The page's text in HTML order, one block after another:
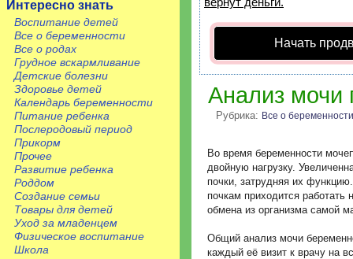
Интересно знать
Воспитание детей
Все о беременности
Все о родах
Грудное вскармливание
Детские болезни
Здоровье детей
Календарь беременности
Питание ребенка
Послеродовый период
Прикорм
Прочее
Развитие ребенка
Роддом
Создание семьи
Товары для детей
Уход за младенцем
Физическое воспитание
Школа
Начать
Анализ мочи
Рубрика: Все о беременности
Во время беременности
двойную нагрузку.
почки, затрудняя их
почкам приходится работать
обмена из организма самой
Общий анализ мочи
каждый её визит к врачу на